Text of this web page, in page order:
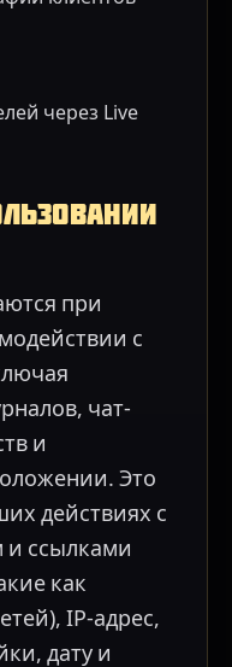
через Live
при
с
чат-
и
Это
действиях с
и ссылками
как
IP-адрес,
дату и